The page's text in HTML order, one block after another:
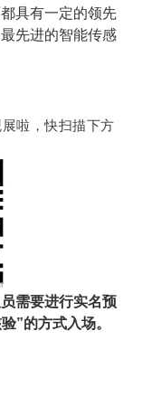
具有一定的领先
先进的智能传感
快扫描下方
需要进行实名预
”的方式入场。